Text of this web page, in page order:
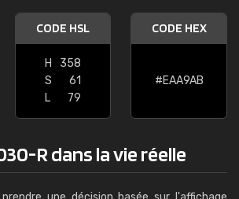
CODE HSL
H
358
S
61
L
79
CODE HEX
#EAA9AB
R dans la vie réelle